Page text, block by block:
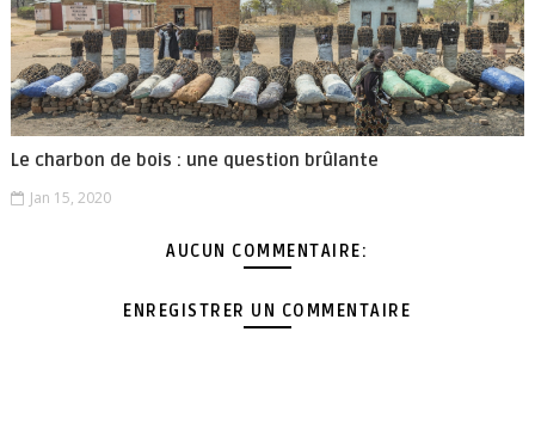
Le charbon de bois : une question brûlante
Jan 15, 2020
AUCUN COMMENTAIRE:
ENREGISTRER UN COMMENTAIRE